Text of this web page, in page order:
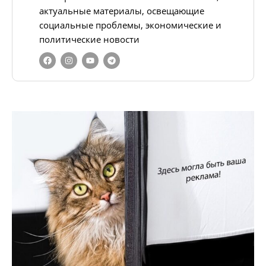
актуальные материалы, освещающие
социальные проблемы, экономические и
политические новости